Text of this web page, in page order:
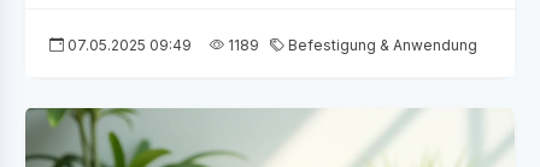
07.05.2025 09:49 1189 Befestigung & Anwendung